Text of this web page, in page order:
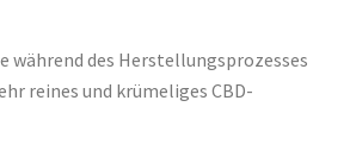
während des Herstellungsprozesses
reines und krümeliges CBD-